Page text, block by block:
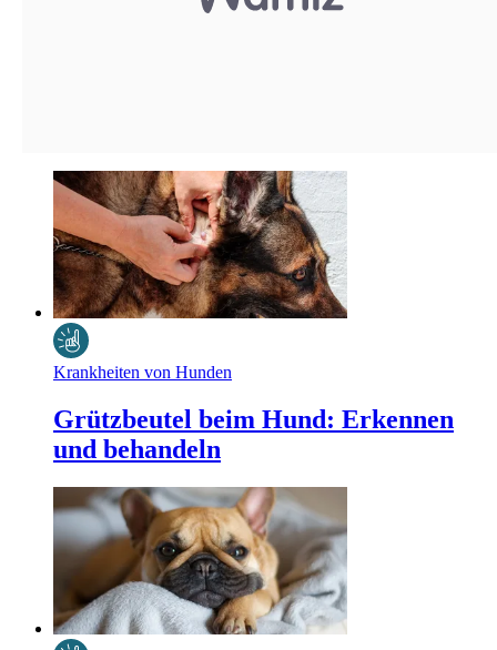
Krankheiten von Hunden
Grützbeutel beim Hund: Erkennen
und behandeln